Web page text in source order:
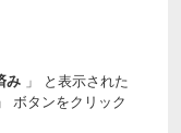
み 」 と表示された
ボタンをクリック